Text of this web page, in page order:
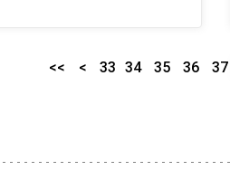
<< < 33 34 35 36 37